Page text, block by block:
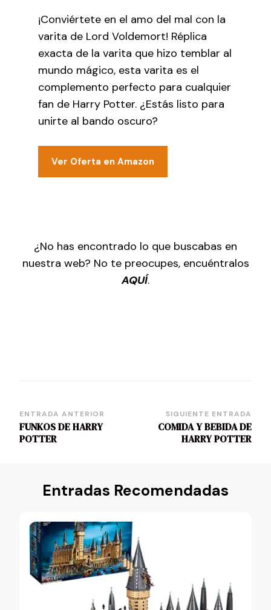
¡Conviértete en el amo del mal con la
varita de Lord Voldemort! Réplica
exacta de la varita que hizo temblar al
mundo mágico, esta varita es el
complemento perfecto para cualquier
fan de Harry Potter. ¿Estás listo para
unirte al bando oscuro?
Ver Oferta en Amazon
¿No has encontrado lo que buscabas en
nuestra web? No te preocupes, encuéntralos
AQUÍ.
Navegación
de
ENTRADA ANTERIOR
FUNKOS DE HARRY
POTTER
SIGUIENTE ENTRADA
COMIDA Y BEBIDA DE
HARRY POTTER
Entradas Recomendadas